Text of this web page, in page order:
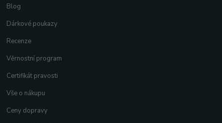
Blog
Dárkové poukazy
Recenze
Věrnostní program
Certifikát pravosti
Vše o nákupu
Ceny dopravy